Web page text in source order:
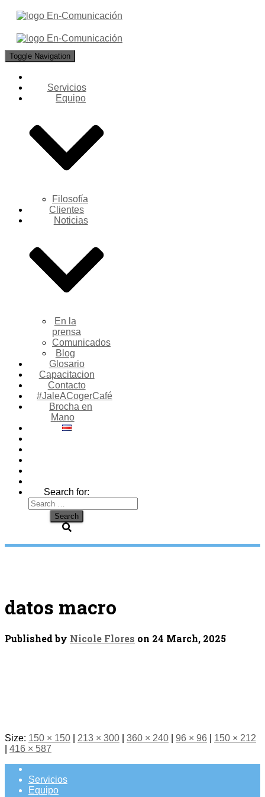
Toggle Navigation
Servicios
Equipo
Filosofía
Clientes
Noticias
En la
prensa
Comunicados
Blog
Glosario
Capacitacion
Contacto
#JaleACogerCafé
Brocha en
Mano
Search for:
datos macro
Published by Nicole Flores on 24 March, 2025
Size: 150 × 150 213 × 300 360 × 240 96 × 96
150 × 212
416 × 587
Servicios
Equipo